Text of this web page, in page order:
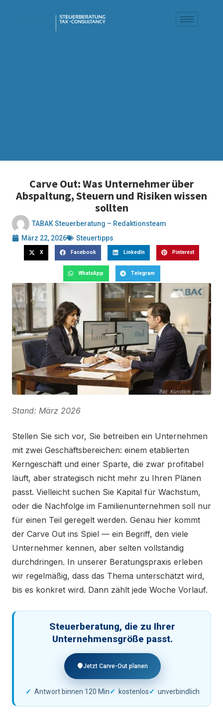
Carve Out: Was Unternehmer über
Abspaltung, Steuern und Risiken wissen
sollten
TABAK Steuerberatung – Redaktionsteam
März 22, 2026
Steuertipps
X Facebook LinkedIn Pinterest
WhatsApp Telegram
Bild: Künstlich generiert
Stand: März 2026
Stellen Sie sich vor, Sie betreiben ein Unternehmen
mit zwei Geschäftsbereichen: einem etablierten
Kerngeschäft und einer Sparte, die zwar profitabel
läuft, aber strategisch nicht mehr zu Ihren Plänen
passt. Vielleicht suchen Sie Kapital für Wachstum,
oder die Nachfolge im Familienunternehmen soll nur
für einen Teil geregelt werden. Genau hier kommt
der Carve Out ins Spiel — ein Begriff, den viele
Unternehmer kennen, aber selten vollständig
durchdringen. In unserer Beratungspraxis erleben
wir regelmäßig, dass das Thema unterschätzt wird,
bis es konkret wird. Dann zählt jede Woche Vorlauf.
Steuerberatung, die zu Ihrer
Unternehmensgröße passt.
Jetzt Carve-Out planen
Antwort binnen 120 Min kostenlos unverbindlich